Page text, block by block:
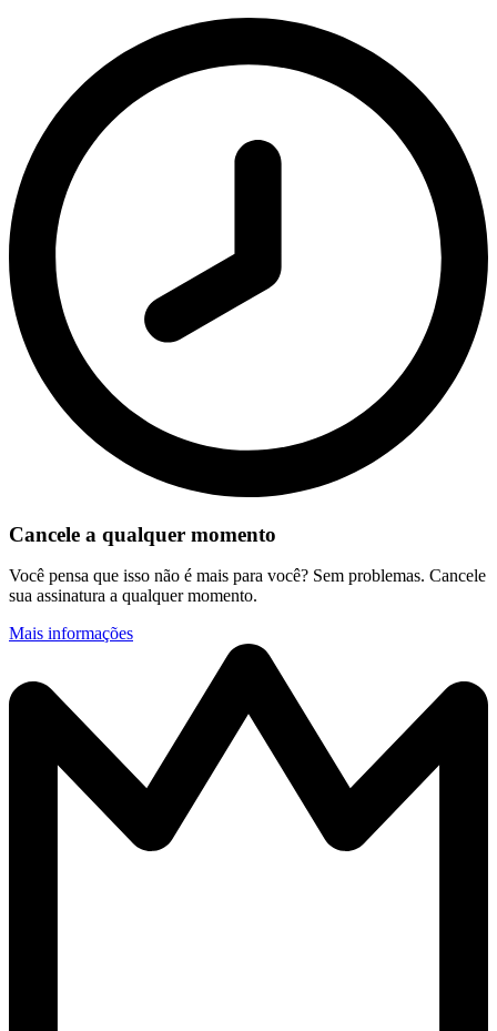
Cancele a qualquer momento
Você pensa que isso não é mais para você? Sem problemas. Cancele
sua assinatura a qualquer momento.
Mais informações